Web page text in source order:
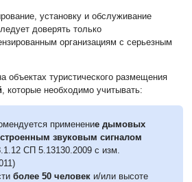
установку и обслуживание
доверять только
организациям с серьезным
объектах туристического размещения
, которые необходимо учитывать:
применение дымовых
звуковым сигналом
СП 5.13130.2009 с изм.
более 50 человек и/или высоте